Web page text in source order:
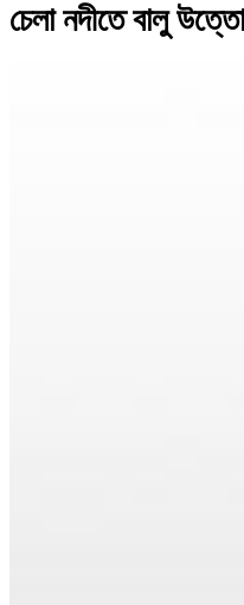
চেলা নদীতে বালু